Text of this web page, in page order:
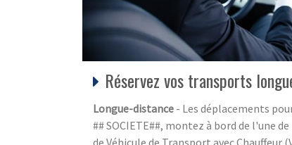
Réservez vos transports
Longue-distance - Les déplacements
## SOCIETE##, montez à bord de l'une
de Véhicule de Transport avec